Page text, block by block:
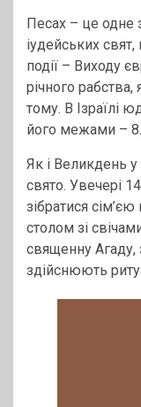
Песах – це одне
іудейських
події – Виходу
річного
тому. В Ізраїлі
його межами – 8.
Як і Великдень
свято. Увечері
зібратися
столом зі
священну Агаду,
здійснюють